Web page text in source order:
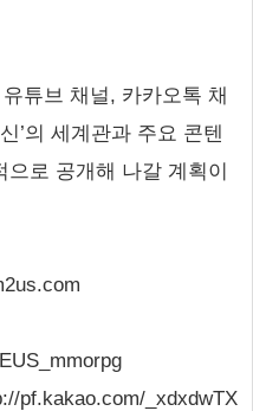
튜브 채널, 카카오톡 채
’의 세계관과 주요 콘텐
로 공개해 나갈 계획이
pf.kakao.com/_xdxdwTX